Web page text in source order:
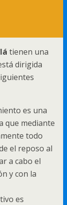
tienen una
dirigida
es una
que mediante
todo
el reposo al
a cabo el
y con la
es